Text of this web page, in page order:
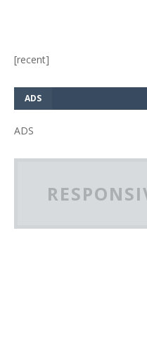
[recent]
ADS
ADS